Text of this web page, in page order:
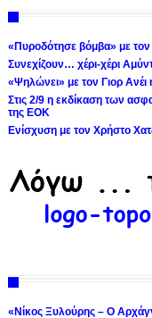
«Πυροδότησε βόμβα» με
Συνεχίζουν… χέρι-χέρι
«Ψηλώνει» με τον Γιορ
Στις 2/9 η εκδίκαση των
της ΕΟΚ
Ενίσχυση με τον Χρήστο
«Νίκος Ξυλούρης – Ο